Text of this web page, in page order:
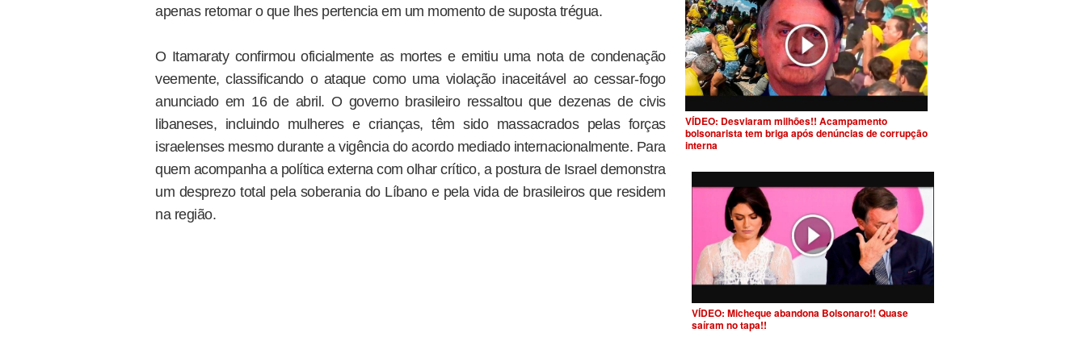
apenas retomar o que lhes pertencia em um momento de suposta trégua.
O Itamaraty confirmou oficialmente as mortes e emitiu uma nota de condenação
veemente, classificando o ataque como uma violação inaceitável ao cessar-fogo
anunciado em 16 de abril. O governo brasileiro ressaltou que dezenas de civis
libaneses, incluindo mulheres e crianças, têm sido massacrados pelas forças
israelenses mesmo durante a vigência do acordo mediado internacionalmente. Para
quem acompanha a política externa com olhar crítico, a postura de Israel demonstra
um desprezo total pela soberania do Líbano e pela vida de brasileiros que residem
na região.
VÍDEO: Desviaram milhões!! Acampamento
bolsonarista tem briga após denúncias de corrupção
interna
VÍDEO: Micheque abandona Bolsonaro!! Quase
saíram no tapa!!